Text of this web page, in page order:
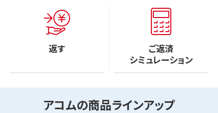
返す
ご返済
シミュレーション
アコムの商品ラインアップ